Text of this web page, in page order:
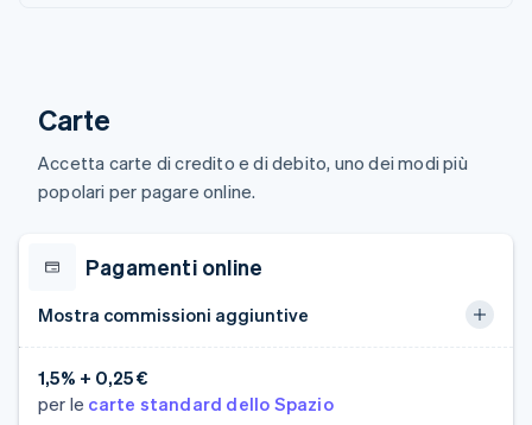
Radar
Prevenzione delle frodi
Atlas
Rimozione del carbonio
Identity
Verifica online dell'identità
Partner
Carte
Accetta carte di credito e di debito, uno dei modi più
popolari per pagare online.
Pagamenti online
1,5% + 0,25 €
per le carte standard dello Spazio
Mostra commissioni aggiuntive